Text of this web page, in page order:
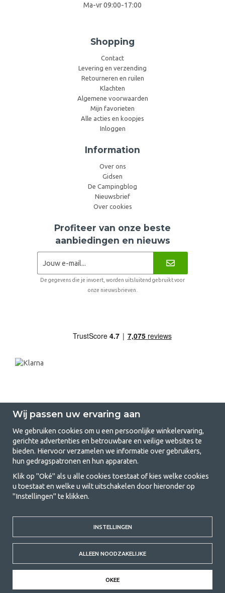
Ma-vr 09:00-17:00
Shopping
Contact
Levering en verzending
Retourneren en ruilen
Klachten
Algemene voorwaarden
Mijn favorieten
Alle acties en koopjes
Inloggen
Information
Over ons
Gidsen
De Campingblog
Nieuwsbrief
Over cookies
Profiteer van onze beste
aanbiedingen en nieuws
De gegevens die je invoert, worden uitsluitend gebruikt voor
onze nieuwsbrieven.
GetCamping.nl - Jouw winkel voor
kamperen en buitenleven
Kamperen kan een levensstijl zijn of een manier om het gezin samen te
brengen voor een gezamenlijk avontuur. Welke categorie je ook kiest,
bij ons vind je alles wat je nodig hebt aan kampeeraccessoires. Wij
bieden wij zeer scherpe prijzen voor familietenten, caravanluifels en alle
andere uitrusting voor kamperen en buitenleven. Ons doel is om in elke
prijsklasse de beste kampeeruitrusting te leveren wat betreft kwaliteit
en functionaliteit. Neem gerust contact met ons op als je iets mist of
meer wilt weten.
© 2020 GetCamping. All rights reserved.
Wij passen uw ervaring aan
We gebruiken cookies om u een persoonlijke winkelervaring,
gerichte advertenties en betrouwbare en veilige websites te
bieden. Hiervoor verzamelen we informatie over gebruikers,
hun gedragspatronen en hun apparaten.
Klik op "Oké" als u alle cookies toestaat of kies welke cookies
u toestaat en welke u wilt uitschakelen door hieronder op
"Instellingen" te klikken.
INSTELLINGEN
ALLEEN NOODZAKELIJKE
OKEE